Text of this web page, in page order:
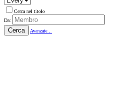
Cerca nel titolo
Da:
Cerca Avanzate...